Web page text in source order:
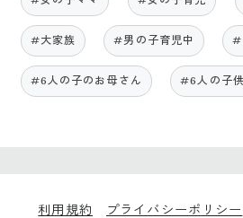
#大家族 #男の子育児中
#6人の子のお母さん #6人の子
利用規約 プライバシーポリシー